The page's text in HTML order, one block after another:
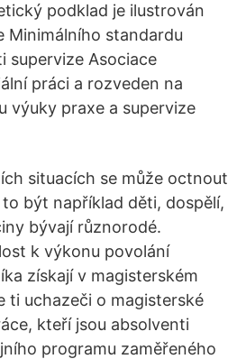
podklad je ilustrován
Minimálního standardu
supervize Asociace
práci a rozveden na
výuky praxe a supervize
situacích se může octnout
být například děti, dospělí,
bývají různorodé.
k výkonu povolání
získají v magisterském
ti uchazeči o magisterské
kteří jsou absolventi
programu zaměřeného